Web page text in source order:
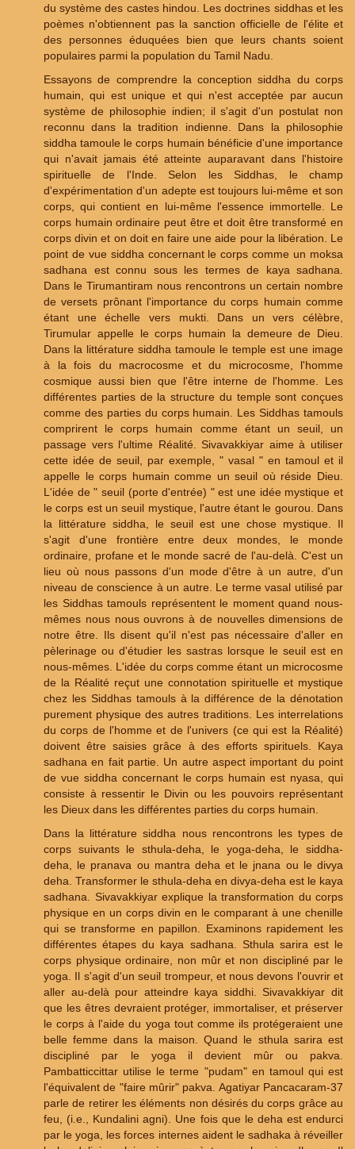
du système des castes hindou. Les doctrines siddhas et les
poèmes n'obtiennent pas la sanction officielle de l'élite et
des personnes éduquées bien que leurs chants soient
populaires parmi la population du Tamil Nadu.
Essayons de comprendre la conception siddha du corps
humain, qui est unique et qui n'est acceptée par aucun
système de philosophie indien; il s'agit d'un postulat non
reconnu dans la tradition indienne. Dans la philosophie
siddha tamoule le corps humain bénéficie d'une importance
qui n'avait jamais été atteinte auparavant dans l'histoire
spirituelle de l'Inde. Selon les Siddhas, le champ
d'expérimentation d'un adepte est toujours lui-même et son
corps, qui contient en lui-même l'essence immortelle. Le
corps humain ordinaire peut être et doit être transformé en
corps divin et on doit en faire une aide pour la libération. Le
point de vue siddha concernant le corps comme un moksa
sadhana est connu sous les termes de kaya sadhana.
Dans le Tirumantiram nous rencontrons un certain nombre
de versets prônant l'importance du corps humain comme
étant une échelle vers mukti. Dans un vers célèbre,
Tirumular appelle le corps humain la demeure de Dieu.
Dans la littérature siddha tamoule le temple est une image
à la fois du macrocosme et du microcosme, l'homme
cosmique aussi bien que l'être interne de l'homme. Les
différentes parties de la structure du temple sont conçues
comme des parties du corps humain. Les Siddhas tamouls
comprirent le corps humain comme étant un seuil, un
passage vers l'ultime Réalité. Sivavakkiyar aime à utiliser
cette idée de seuil, par exemple, " vasal " en tamoul et il
appelle le corps humain comme un seuil où réside Dieu.
L'idée de " seuil (porte d'entrée) " est une idée mystique et
le corps est un seuil mystique, l'autre étant le gourou. Dans
la littérature siddha, le seuil est une chose mystique. Il
s'agit d'une frontière entre deux mondes, le monde
ordinaire, profane et le monde sacré de l'au-delà. C'est un
lieu où nous passons d'un mode d'être à un autre, d'un
niveau de conscience à un autre. Le terme vasal utilisé par
les Siddhas tamouls représentent le moment quand nous-
mêmes nous nous ouvrons à de nouvelles dimensions de
notre être. Ils disent qu'il n'est pas nécessaire d'aller en
pèlerinage ou d'étudier les sastras lorsque le seuil est en
nous-mêmes. L'idée du corps comme étant un microcosme
de la Réalité reçut une connotation spirituelle et mystique
chez les Siddhas tamouls à la différence de la dénotation
purement physique des autres traditions. Les interrelations
du corps de l'homme et de l'univers (ce qui est la Réalité)
doivent être saisies grâce à des efforts spirituels. Kaya
sadhana en fait partie. Un autre aspect important du point
de vue siddha concernant le corps humain est nyasa, qui
consiste à ressentir le Divin ou les pouvoirs représentant
les Dieux dans les différentes parties du corps humain.
Dans la littérature siddha nous rencontrons les types de
corps suivants le sthula-deha, le yoga-deha, le siddha-
deha, le pranava ou mantra deha et le jnana ou le divya
deha. Transformer le sthula-deha en divya-deha est le kaya
sadhana. Sivavakkiyar explique la transformation du corps
physique en un corps divin en le comparant à une chenille
qui se transforme en papillon. Examinons rapidement les
différentes étapes du kaya sadhana. Sthula sarira est le
corps physique ordinaire, non mûr et non discipliné par le
yoga. Il s'agit d'un seuil trompeur, et nous devons l'ouvrir et
aller au-delà pour atteindre kaya siddhi. Sivavakkiyar dit
que les êtres devraient protéger, immortaliser, et préserver
le corps à l'aide du yoga tout comme ils protégeraient une
belle femme dans la maison. Quand le sthula sarira est
discipliné par le yoga il devient mûr ou pakva.
Pambatticcittar utilise le terme "pudam" en tamoul qui est
l'équivalent de "faire mûrir" pakva. Agatiyar Pancacaram-37
parle de retirer les éléments non désirés du corps grâce au
feu, (i.e., Kundalini agni). Une fois que le deha est endurci
par le yoga, les forces internes aident le sadhaka à réveiller